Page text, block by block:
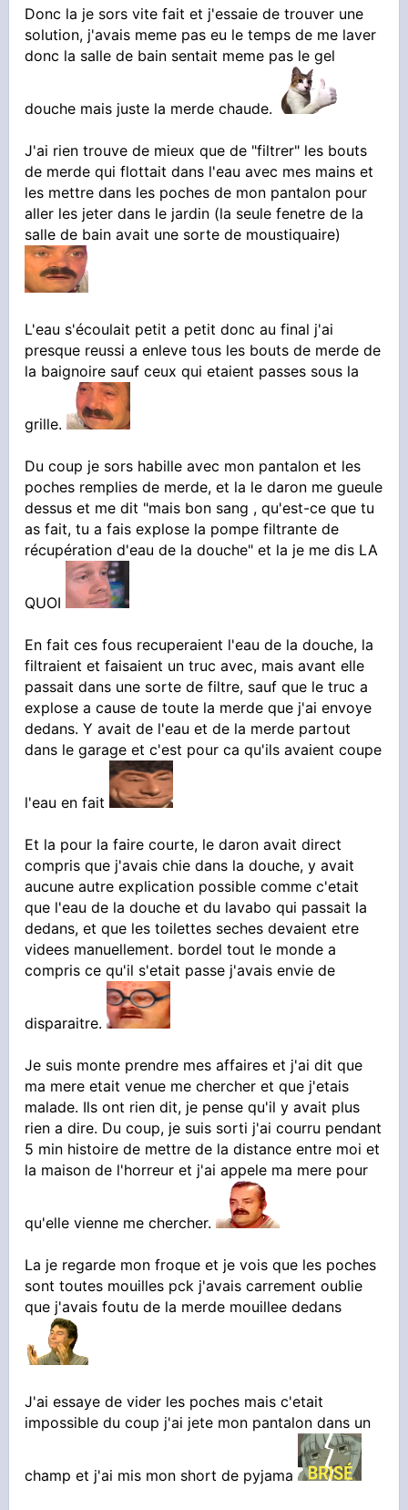
Donc la je sors vite fait et j'essaie de trouver une
solution, j'avais meme pas eu le temps de me laver
donc la salle de bain sentait meme pas le gel
douche mais juste la merde chaude.
J'ai rien trouve de mieux que de "filtrer" les bouts
de merde qui flottait dans l'eau avec mes mains et
les mettre dans les poches de mon pantalon pour
aller les jeter dans le jardin (la seule fenetre de la
salle de bain avait une sorte de moustiquaire)
L'eau s'écoulait petit a petit donc au final j'ai
presque reussi a enleve tous les bouts de merde de
la baignoire sauf ceux qui etaient passes sous la
grille.
Du coup je sors habille avec mon pantalon et les
poches remplies de merde, et la le daron me gueule
dessus et me dit "mais bon sang , qu'est-ce que tu
as fait, tu a fais explose la pompe filtrante de
récupération d'eau de la douche" et la je me dis LA
QUOI
En fait ces fous recuperaient l'eau de la douche, la
filtraient et faisaient un truc avec, mais avant elle
passait dans une sorte de filtre, sauf que le truc a
explose a cause de toute la merde que j'ai envoye
dedans. Y avait de l'eau et de la merde partout
dans le garage et c'est pour ca qu'ils avaient coupe
l'eau en fait
Et la pour la faire courte, le daron avait direct
compris que j'avais chie dans la douche, y avait
aucune autre explication possible comme c'etait
que l'eau de la douche et du lavabo qui passait la
dedans, et que les toilettes seches devaient etre
videes manuellement. bordel tout le monde a
compris ce qu'il s'etait passe j'avais envie de
disparaitre.
Je suis monte prendre mes affaires et j'ai dit que
ma mere etait venue me chercher et que j'etais
malade. Ils ont rien dit, je pense qu'il y avait plus
rien a dire. Du coup, je suis sorti j'ai courru pendant
5 min histoire de mettre de la distance entre moi et
la maison de l'horreur et j'ai appele ma mere pour
qu'elle vienne me chercher.
La je regarde mon froque et je vois que les poches
sont toutes mouilles pck j'avais carrement oublie
que j'avais foutu de la merde mouillee dedans
J'ai essaye de vider les poches mais c'etait
impossible du coup j'ai jete mon pantalon dans un
champ et j'ai mis mon short de pyjama